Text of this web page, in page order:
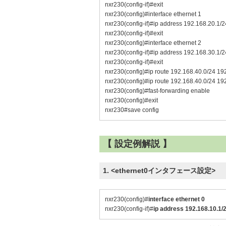
nxr230(config-if)#exit
nxr230(config)#interface ethernet 1
nxr230(config-if)#ip address 192.168.20.1/
nxr230(config-if)#exit
nxr230(config)#interface ethernet 2
nxr230(config-if)#ip address 192.168.30.1/
nxr230(config-if)#exit
nxr230(config)#ip route 192.168.40.0/24
nxr230(config)#ip route 192.168.40.0/24
nxr230(config)#fast-forwarding enable
nxr230(config)#exit
nxr230#save config
【 設定例解説 】
1. <ethernet0インタフェース設定>
nxr230(config)#interface ethernet 0
nxr230(config-if)#ip address 192.168.10.1/